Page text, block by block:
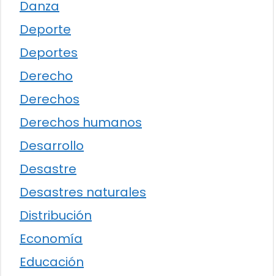
Danza
Deporte
Deportes
Derecho
Derechos
Derechos humanos
Desarrollo
Desastre
Desastres naturales
Distribución
Economía
Educación